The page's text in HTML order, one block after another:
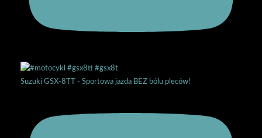
Suzuki GSX-8TT - Sportowa jazda BEZ bólu pleców!